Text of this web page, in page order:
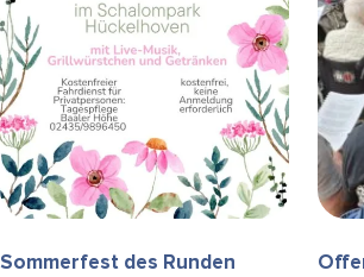
Sommerfest des Runden